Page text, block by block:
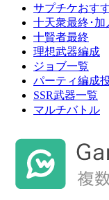
サプチケおす
十天衆最終･加
十賢者最終
理想武器編成
ジョブ一覧
パーティ編成
SSR武器一覧
マルチバトル